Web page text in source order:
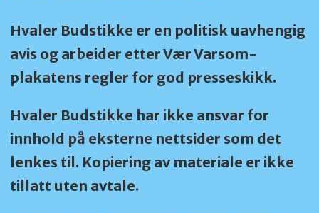
Hvaler Budstikke er en politisk uavhengig
avis og arbeider etter Vær Varsom-
plakatens regler for god presseskikk.
Hvaler Budstikke har ikke ansvar for
innhold på eksterne nettsider som det
lenkes til. Kopiering av materiale er ikke
tillatt uten avtale.